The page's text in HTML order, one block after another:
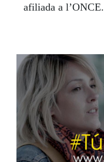
afiliada a l’ONCE.